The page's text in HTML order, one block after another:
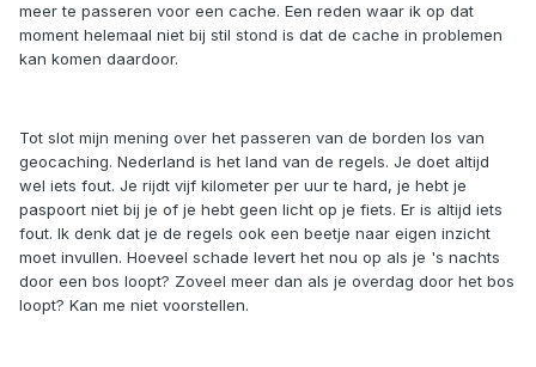
meer te passeren voor een cache. Een reden waar ik op dat
moment helemaal niet bij stil stond is dat de cache in problemen
kan komen daardoor.
Tot slot mijn mening over het passeren van de borden los van
geocaching. Nederland is het land van de regels. Je doet altijd
wel iets fout. Je rijdt vijf kilometer per uur te hard, je hebt je
paspoort niet bij je of je hebt geen licht op je fiets. Er is altijd iets
fout. Ik denk dat je de regels ook een beetje naar eigen inzicht
moet invullen. Hoeveel schade levert het nou op als je 's nachts
door een bos loopt? Zoveel meer dan als je overdag door het bos
loopt? Kan me niet voorstellen.